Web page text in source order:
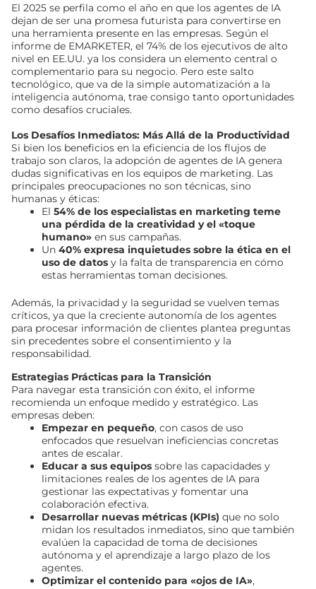
El 2025 se perfila como el año en que los agentes de IA
dejan de ser una promesa futurista para convertirse en
una herramienta presente en las empresas. Según el
informe de EMARKETER, el 74% de los ejecutivos de alto
nivel en EE.UU. ya los considera un elemento central o
complementario para su negocio. Pero este salto
tecnológico, que va de la simple automatización a la
inteligencia autónoma, trae consigo tanto oportunidades
como desafíos cruciales.
Los Desafíos Inmediatos: Más Allá de la Productividad
Si bien los beneficios en la eficiencia de los flujos de
trabajo son claros, la adopción de agentes de IA genera
dudas significativas en los equipos de marketing. Las
principales preocupaciones no son técnicas, sino
humanas y éticas:
El54% de los especialistas en marketing teme
una pérdida de la creatividad y el «toque
humano» en sus campañas.
Un40% expresa inquietudes sobre la ética en el
uso de datos y la falta de transparencia en cómo
estas herramientas toman decisiones.
Además, la privacidad y la seguridad se vuelven temas
críticos, ya que la creciente autonomía de los agentes
para procesar información de clientes plantea preguntas
sin precedentes sobre el consentimiento y la
responsabilidad.
Estrategias Prácticas para la Transición
Para navegar esta transición con éxito, el informe
recomienda un enfoque medido y estratégico. Las
empresas deben:
Empezar en pequeño, con casos de uso
enfocados que resuelvan ineficiencias concretas
antes de escalar.
Educar a sus equipos sobre las capacidades y
limitaciones reales de los agentes de IA para
gestionar las expectativas y fomentar una
colaboración efectiva.
Desarrollar nuevas métricas (KPIs) que no solo
midan los resultados inmediatos, sino que también
evalúen la capacidad de toma de decisiones
autónoma y el aprendizaje a largo plazo de los
agentes.
Optimizar el contenido para «ojos de IA»,